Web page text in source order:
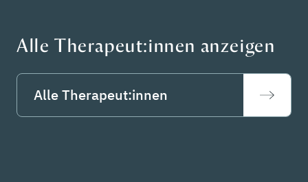
Alle Therapeut:innen anzeigen
Alle Therapeut:innen